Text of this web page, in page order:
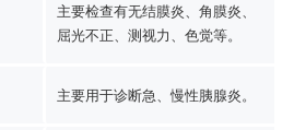
主要检查有无结膜炎、角膜炎、
屈光不正、测视力、色觉等。
主要用于诊断急、慢性胰腺炎。